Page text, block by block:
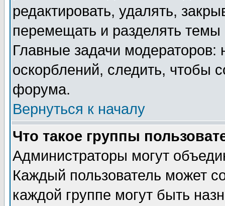
редактировать, удалять,
перемещать и разделять
Главные задачи
оскорблений, следить, чтобы
форума.
Вернуться к началу
Что такое группы
Администраторы могут
Каждый пользователь может
каждой группе могут быть